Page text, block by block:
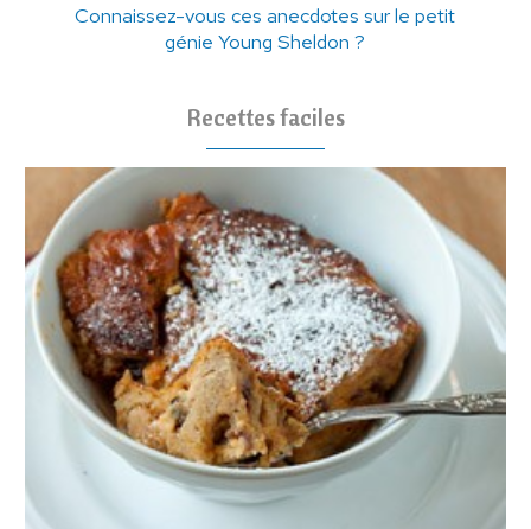
Connaissez-vous ces anecdotes sur le petit
génie Young Sheldon ?
Recettes faciles